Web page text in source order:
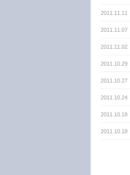
2011.11.11
2011.11.07
2011.11.02
2011.10.29
2011.10.27
2011.10.24
2011.10.18
2011.10.18